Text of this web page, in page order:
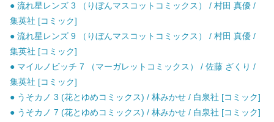
● 流れ星レンズ 3 （りぼんマスコットコミックス） / 村田 真優 /
集英社 [コミック]
● 流れ星レンズ 9 （りぼんマスコットコミックス） / 村田 真優 /
集英社 [コミック]
● マイルノビッチ 7 （マーガレットコミックス） / 佐藤 ざくり /
集英社 [コミック]
● うそカノ 3 (花とゆめコミックス) / 林みかせ / 白泉社 [コミック]
● うそカノ 7 (花とゆめコミックス) / 林みかせ / 白泉社 [コミック]